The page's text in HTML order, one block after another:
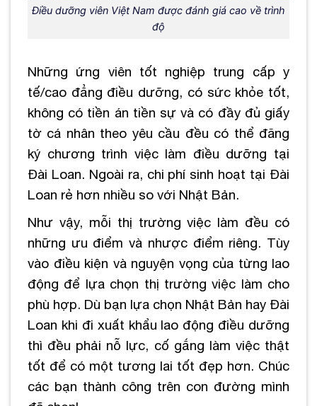
Điều dưỡng viên Việt Nam được đánh giá cao về trình
độ
Những ứng viên tốt nghiệp trung cấp y
tế/cao đẳng điều dưỡng, có sức khỏe tốt,
không có tiền án tiền sự và có đầy đủ giấy
tờ cá nhân theo yêu cầu đều có thể đăng
ký chương trình việc làm điều dưỡng tại
Đài Loan. Ngoài ra, chi phí sinh hoạt tại Đài
Loan rẻ hơn nhiều so với Nhật Bản.
Như vậy, mỗi thị trường việc làm đều có
những ưu điểm và nhược điểm riêng. Tùy
vào điều kiện và nguyện vọng của từng lao
động để lựa chọn thị trường việc làm cho
phù hợp. Dù bạn lựa chọn Nhật Bản hay Đài
Loan khi đi xuất khẩu lao động điều dưỡng
thì đều phải nỗ lực, cố gắng làm việc thật
tốt để có một tương lai tốt đẹp hơn. Chúc
các bạn thành công trên con đường mình